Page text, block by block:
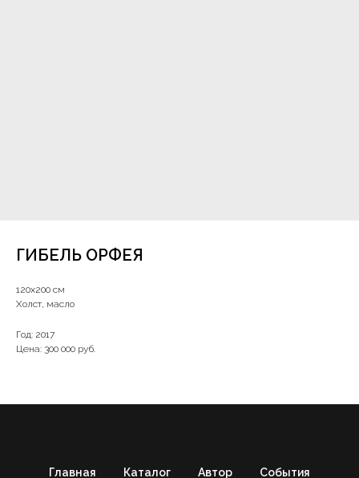
ГИБЕЛЬ ОРФЕЯ
120х200 см
Холст, масло
Год: 2017
Цена: 300 000 руб.
Главная Каталог Автор События